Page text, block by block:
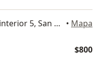
Montes Aconcagua 503-interior 5, San Luis Potosi • Mapa
$800